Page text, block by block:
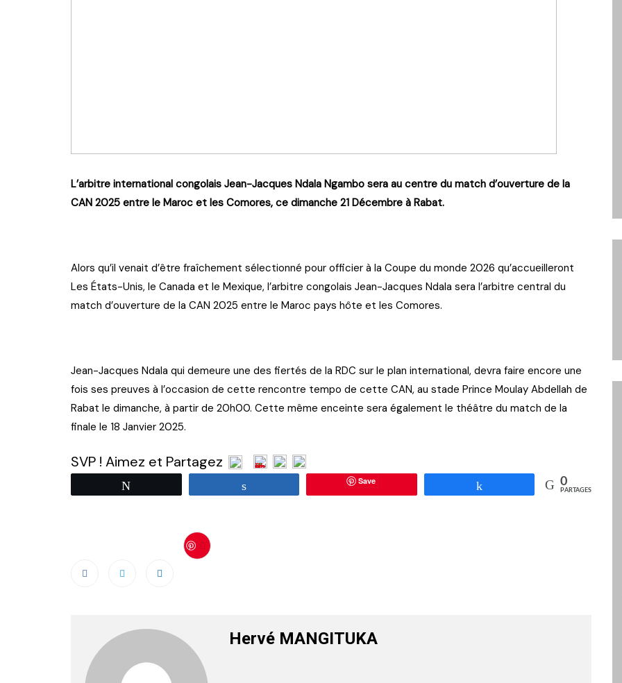
L’arbitre international congolais Jean-Jacques Ndala Ngambo sera au centre du match d’ouverture de la
CAN 2025 entre le Maroc et les Comores, ce dimanche 21 Décembre à Rabat.
Alors qu’il venait d’être fraîchement sélectionné pour officier à la Coupe du monde 2026 qu’accueilleront
Les États-Unis, le Canada et le Mexique, l’arbitre congolais Jean-Jacques Ndala sera l’arbitre central du
match d’ouverture de la CAN 2025 entre le Maroc pays hôte et les Comores.
Jean-Jacques Ndala qui demeure une des fiertés de la RDC sur le plan international, devra faire encore une
fois ses preuves à l’occasion de cette rencontre tempo de cette CAN, au stade Prince Moulay Abdellah de
Rabat le dimanche, à partir de 20h00. Cette même enceinte sera également le théâtre du match de la
finale le 18 Janvier 2025.
SVP ! Aimez et Partagez
Save 0
PARTAGES
Hervé MANGITUKA